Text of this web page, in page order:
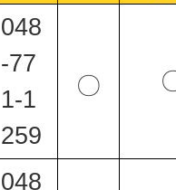
048
-77
1-1
259
〇
048